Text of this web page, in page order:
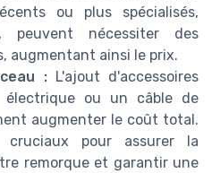
ou plus spécialisés,
peuvent nécessiter des
augmentant ainsi le prix.
:L'ajout d'accessoires
électrique ou un câble de
augmenter le coût total.
cruciaux pour assurer la
remorque et garantir une